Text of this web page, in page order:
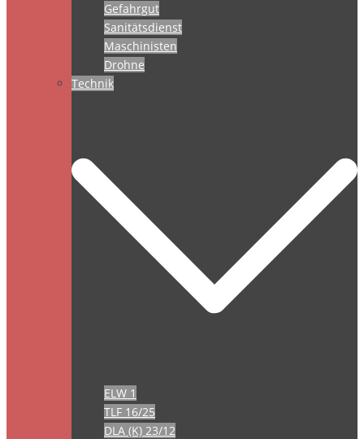
Gefahrgut
Sanitätsdienst
Maschinisten
Drohne
Technik
ELW 1
TLF 16/25
DLA (K) 23/12